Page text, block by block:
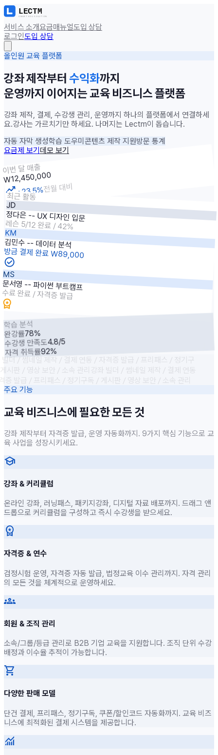
서비스 소개요금매뉴얼도입 상담
로그인도입 상담
올인원 교육 플랫폼
강좌 제작부터 수익화까지
운영까지 이어지는 교육 비즈니스 플랫폼
강좌 제작, 결제, 수강생 관리, 운영까지 하나의 플랫폼에서 연결하세
요.강사는 가르치기만 하세요. 나머지는 Lectm이 돕습니다.
자동 자막 생성학습 도우미 콘텐츠 제작 지원방문 통계
요금제 보기데모 보기
이번 달 매출
W12,450,000
trending_up+23.5%전월 대비
1월12월
최근 활동
JD
정다은 -- UX 디자인 입문
레슨 5/12 완료 / 42%
KM
김민수 -- 데이터 분석
방금 결제 완료 W89,000
check_circle
MS
문서영 -- 파이썬 부트캠프
수료 완료 / 자격증 발급
workspace_premium
학습 분석
완강률78%
수강생 만족도4.8/5
자격 취득률92%
더 / 썸네일 제작 / 결제 연동 / 자격증 발급 / 프리패스 / 정기구
주요 기능
교육 비즈니스에 필요한 모든 것
강좌 제작부터 자격증 발급, 운영 자동화까지. 9가지 핵심 기능으로 교
육 사업을 성장시키세요.
school
강좌 & 커리큘럼
온라인 강좌, 러닝패스, 패키지강좌, 디지털 자료 배포까지. 드래그 앤
드롭으로 커리큘럼을 구성하고 즉시 수강생을 받으세요.
workspace_premium
자격증 & 연수
검정시험 운영, 자격증 자동 발급, 법정교육 이수 관리까지. 자격 관리
의 모든 것을 체계적으로 운영하세요.
groups
회원 & 조직 관리
소속/그룹/등급 관리로 B2B 기업 교육을 지원합니다. 조직 단위 수강
배정과 이수율 추적이 가능합니다.
shopping_cart
다양한 판매 모델
단건 결제, 프리패스, 정기구독, 쿠폰/할인코드 자동화까지. 교육 비즈
니스에 최적화된 결제 시스템을 제공합니다.
monitoring